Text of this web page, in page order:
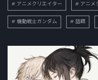
アニメクリエイター アニメ
機動戦士ガンダム 話題